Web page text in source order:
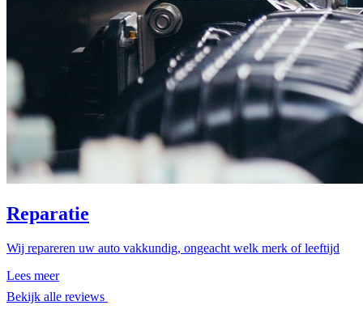
Reparatie
Wij repareren uw auto vakkundig, ongeacht welk merk of leeftijd
Lees meer
Bekijk alle reviews